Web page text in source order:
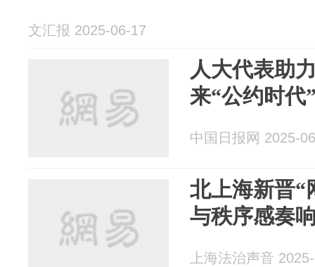
文汇报 2025-06-17
人大代表助
来“公约时代
中国日报网 2025-
北上海新晋“
与秩序感奏
上海法治声音